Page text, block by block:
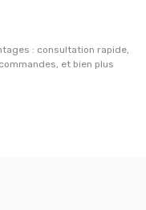
: consultation rapide,
et bien plus